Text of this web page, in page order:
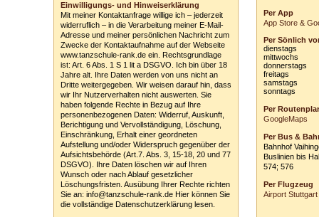
Einwilligungs- und Hinweiserklärung
Mit meiner Kontaktanfrage willige ich – jederzeit
widerruflich – in die Verarbeitung meiner E-Mail-
Adresse und meiner persönlichen Nachricht zum
Zwecke der Kontaktaufnahme auf der Webseite
www.tanzschule-rank.de ein. Rechtsgrundlage
ist: Art. 6 Abs. 1 S 1 lit a DSGVO. Ich bin über 18
Jahre alt. Ihre Daten werden von uns nicht an
Dritte weitergegeben. Wir weisen darauf hin, dass
wir Ihr Nutzerverhalten nicht auswerten. Sie
haben folgende Rechte in Bezug auf Ihre
personenbezogenen Daten: Widerruf, Auskunft,
Berichtigung und Vervollständigung, Löschung,
Einschränkung, Erhalt einer geordneten
Aufstellung und/oder Widerspruch gegenüber der
Aufsichtsbehörde (Art.7. Abs. 3, 15-18, 20 und 77
DSGVO). Ihre Daten löschen wir auf Ihren
Wunsch oder nach Ablauf gesetzlicher
Löschungsfristen. Ausübung Ihrer Rechte richten
Sie an: info@tanzschule-rank.de Hier können Sie
die vollständige Datenschutzerklärung lesen.
Per App
App Store &
Per Sönlich
dienstags
mittwochs
donnerstags
freitags
samstags
sonntags
Per
GoogleMaps
Per Bus &
Bahnhof
Buslinien bis
574; 576
Per Flugzeug
Airport Stuttgart
Ihre Nachricht
ausblenden
Einwilligungs-
*siehe links